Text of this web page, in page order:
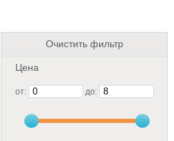
Очистить фильтр
Цена
от: до: